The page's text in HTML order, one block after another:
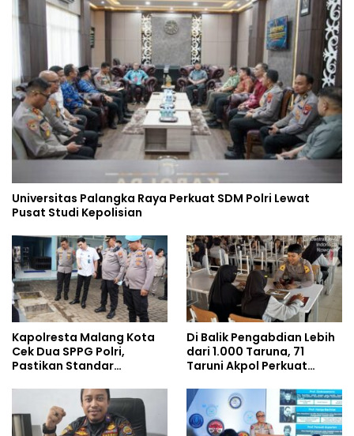
Universitas Palangka Raya Perkuat SDM Polri Lewat
Pusat Studi Kepolisian
Kapolresta Malang Kota
Cek Dua SPPG Polri,
Pastikan Standar
Pengelolaan Limbah
Berjalan Optimal
Di Balik Pengabdian Lebih
dari 1.000 Taruna, 71
Taruni Akpol Perkuat
Siswa Sekolah Rakyat